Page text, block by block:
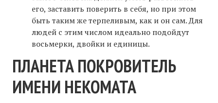
его, заставить поверить в себя, но при этом
быть таким же терпеливым, как и он сам. Для
людей с этим числом идеально подойдут
восьмерки, двойки и единицы.
ПЛАНЕТА ПОКРОВИТЕЛЬ
ИМЕНИ НЕКОМАТА